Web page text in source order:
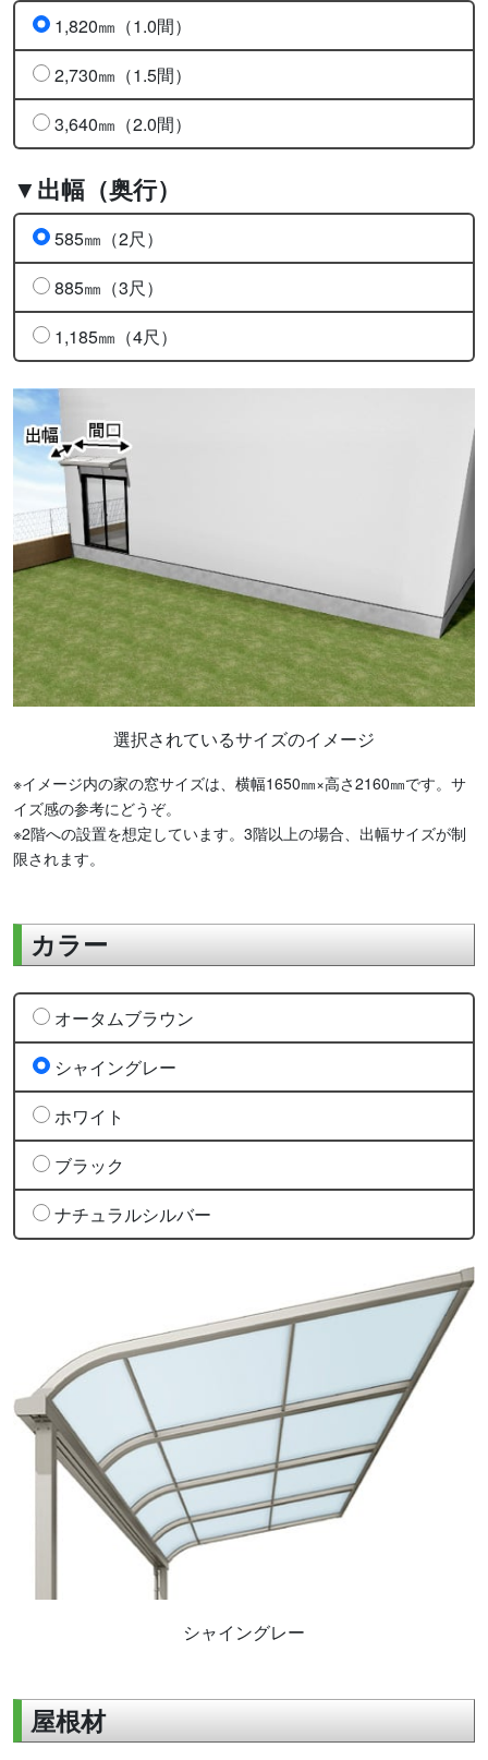
選択されているサイズのイメージ
※イメージ内の家の窓サイズは、横幅1650㎜×高さ2160㎜です。サ
イズ感の参考にどうぞ。
※2階への設置を想定しています。3階以上の場合、出幅サイズが制
限されます。
1,820㎜（1.0間）
2,730㎜（1.5間）
3,640㎜（2.0間）
▼出幅（奥行）
585㎜（2尺）
885㎜（3尺）
1,185㎜（4尺）
カラー
シャイングレー
オータムブラウン
シャイングレー
ホワイト
ブラック
ナチュラルシルバー
屋根材